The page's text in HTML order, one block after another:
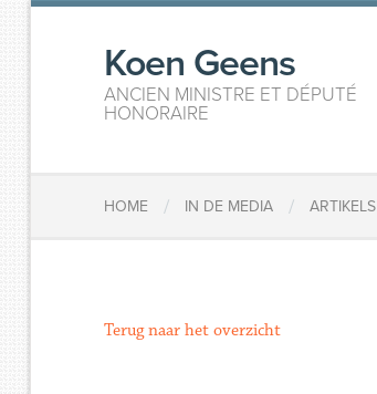
Koen Geens
ANCIEN MINISTRE ET DÉPUTÉ
HONORAIRE
HOME / IN DE MEDIA / ARTIKELS
Terug naar het overzicht